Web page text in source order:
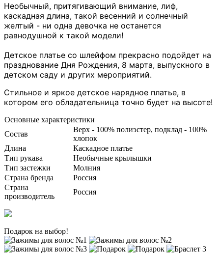
Необычный, притягивающий внимание, лиф,
каскадная длина, такой весенний и солнечный
желтый - ни одна девочка не останется
равнодушной к такой модели!
Детское платье со шлейфом прекрасно подойдет на
празднование Дня Рождения, 8 марта, выпускного в
детском саду и других мероприятий.
Стильное и яркое детское нарядное платье, в
котором его обладательница точно будет на высоте!
Основные характеристики
Состав
Верх - 100% полиэстер, подклад - 100%
хлопок
Длина
Каскадное платье
Тип рукава
Необычные крылышки
Тип застежки
Молния
Страна бренда
Россия
Страна
производитель
Россия
Подарок на выбор!